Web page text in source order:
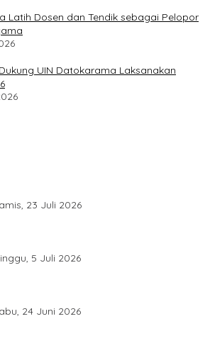
Latih Dosen dan Tendik sebagai Pelopor
UIN Datokarama Laksanakan
23 Juli 2026
5 Juli 2026
24 Juni 2026